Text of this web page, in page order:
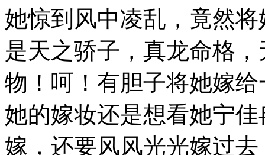
她惊到风中凌乱，竟然
是天之骄子，真龙命格
物！呵！有胆子将她嫁
她的嫁妆还是想看她宁
嫁，还要风风光光嫁过